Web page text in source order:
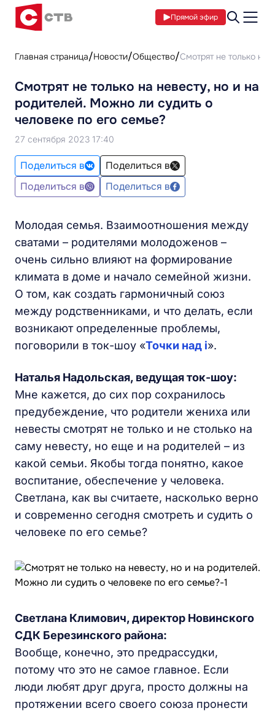
Прямой эфир
Главная страница Новости Общество Смотрят не только на
Смотрят не только на невесту, но и на
родителей. Можно ли судить о
человеке по его семье?
27 сентября 2023 17:40
Поделиться в
Поделиться в
Поделиться в
Поделиться в
Молодая семья. Взаимоотношения между
сватами – родителями молодоженов –
очень сильно влияют на формирование
климата в доме и начало семейной жизни.
О том, как создать гармоничный союз
между родственниками, и что делать, если
возникают определенные проблемы,
поговорили в ток-шоу «Точки над i».
Наталья Надольская, ведущая ток-шоу:
Мне кажется, до сих пор сохранилось
предубеждение, что родители жениха или
невесты смотрят не только и не столько на
саму невесту, но еще и на родителей – из
какой семьи. Якобы тогда понятно, какое
воспитание, обеспечение у человека.
Светлана, как вы считаете, насколько верно
и современно сегодня смотреть и судить о
человеке по его семье?
Светлана Климович, директор Новинского
СДК Березинского района:
Вообще, конечно, это предрассудки,
потому что это не самое главное. Если
люди любят друг друга, просто должны на
протяжении всего своего союза пронести